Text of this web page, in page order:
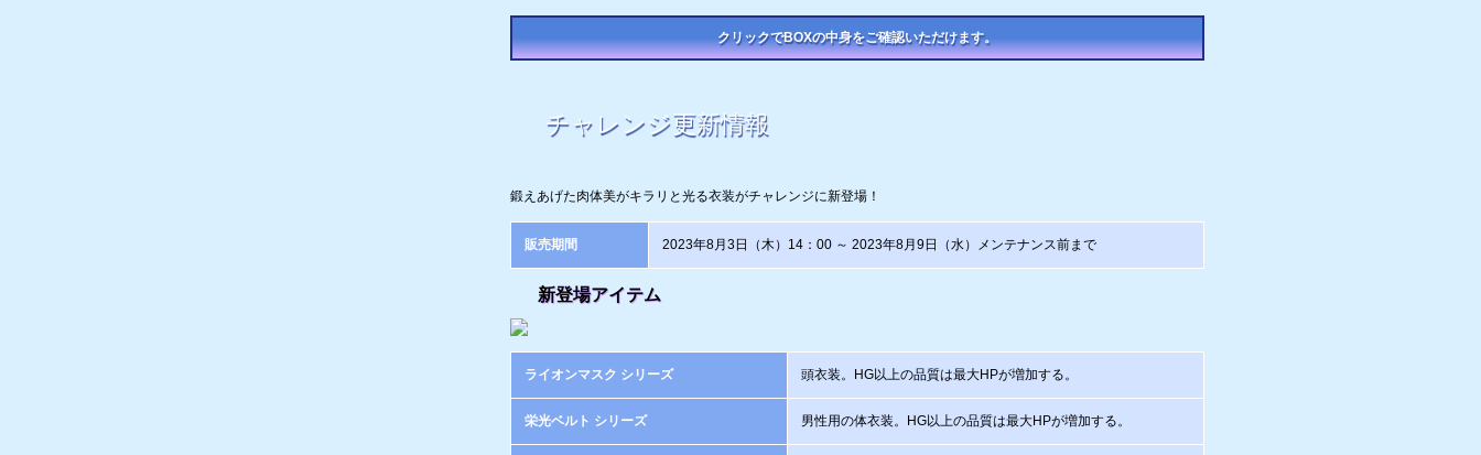
クリックでBOXの中身をご確認いただけます。
チャレンジ更新情報
鍛えあげた肉体美がキラリと光る衣装がチャレンジに新登場！
販売期間 2023年8月3日（木）14：00 ～ 2023年8月9日（水）メンテナンス前まで
新登場アイテム
ライオンマスク シリーズ 頭衣装。HG以上の品質は最大HPが増加する。
栄光ベルト シリーズ 男性用の体衣装。HG以上の品質は最大HPが増加する。